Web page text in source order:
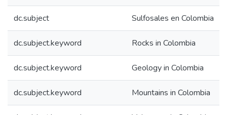
dc.subject Sulfosales en Colombia
dc.subject.keyword Rocks in Colombia
dc.subject.keyword Geology in Colombia
dc.subject.keyword Mountains in Colombia